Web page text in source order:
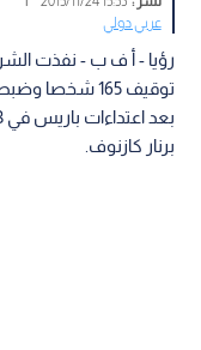
عربي دولي
برنار كازنوف.